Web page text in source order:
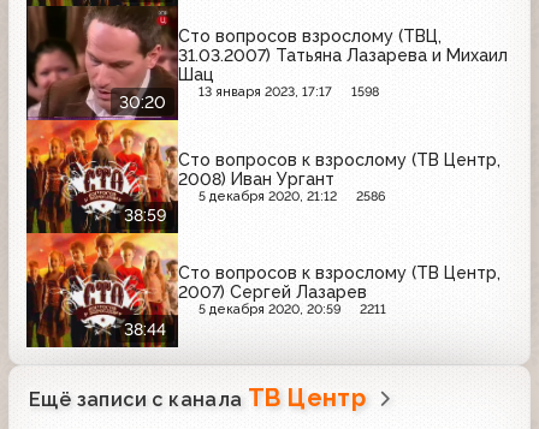
30:20
Сто вопросов взрослому (ТВЦ,
31.03.2007) Татьяна Лазарева и Михаил
Шац
13 января 2023, 17:17 1598
38:59
Сто вопросов к взрослому (ТВ Центр,
2008) Иван Ургант
5 декабря 2020, 21:12 2586
38:44
Сто вопросов к взрослому (ТВ Центр,
2007) Сергей Лазарев
5 декабря 2020, 20:59 2211
Ещё записи с канала ТВ Центр